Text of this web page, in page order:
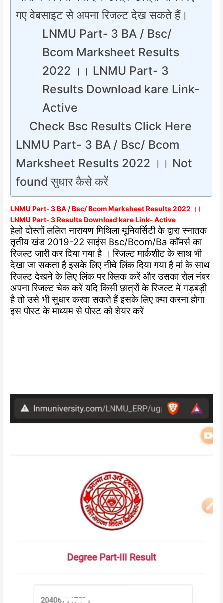
गए वेबसाइट से अपना रिजल्ट देख सकते हैं।
LNMU Part- 3 BA / Bsc/
Bcom Marksheet Results
2022 ।। LNMU Part- 3
Results Download kare Link-
Active
Check Bsc Results Click Here
LNMU Part- 3 BA / Bsc/ Bcom
Marksheet Results 2022 ।। Not
found सुधार कैसे करें
LNMU Part- 3 BA / Bsc/ Bcom Marksheet Results 2022 ।।
LNMU Part- 3 Results Download kare Link- Active
हेलो दोस्तों ललित नारायण मिथिला यूनिवर्सिटी के द्वारा स्नातक
तृतीय खंड 2019-22 साइंस Bsc/Bcom/Ba कॉमर्स का
रिजल्ट जारी कर दिया गया है । रिजल्ट मार्कशीट के साथ भी
देखा जा सकता है इसके लिए नीचे लिंक दिया गया है मां के साथ
रिजल्ट देखने के लिए लिंक पर क्लिक करें और उसका रोल नंबर
अपना रिजल्ट चेक करें यदि किसी छात्रों के रिजल्ट में गड़बड़ी
है तो उसे भी सुधार करवा सकते हैं इसके लिए क्या करना होगा
इस पोस्ट के माध्यम से पोस्ट को शेयर करें